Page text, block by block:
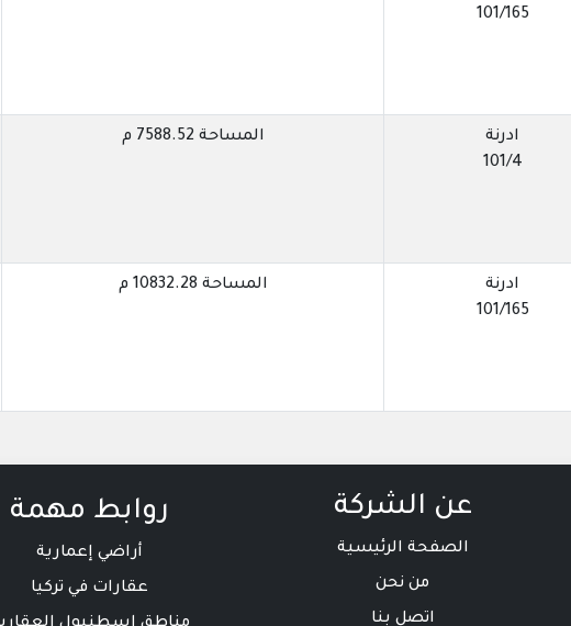
101/165
ادرنة
101/4
المساحة 7588.52 م
ادرنة
101/165
المساحة 10832.28 م
عن الشركة
الصفحة الرئيسية
من نحن
اتصل بنا
روابط مهمة
أراضي إعمارية
عقارات في تركيا